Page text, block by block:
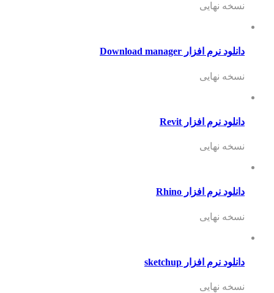
نسخه نهایی
دانلود نرم افزار Download manager
نسخه نهایی
دانلود نرم افزار Revit
نسخه نهایی
دانلود نرم افزار Rhino
نسخه نهایی
دانلود نرم افزار sketchup
نسخه نهایی